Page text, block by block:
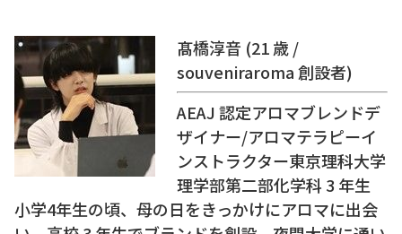
髙橋淳⾳ (21 歳 /
souveniraroma 創設者)
AEAJ 認定アロマブレンドデ
ザイナー/アロマテラピーイ
ンストラクター東京理科⼤学
理学部第⼆部化学科 3 年⽣
⼩学4年⽣の頃、⺟の⽇をきっかけにアロマに出会